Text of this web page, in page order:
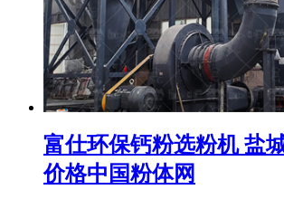
富仕环保钙粉选粉机 盐
价格中国粉体网